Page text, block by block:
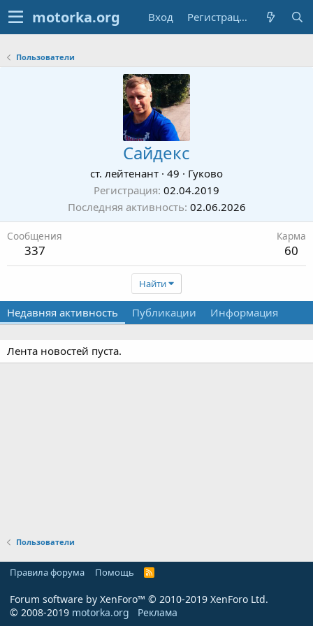
Вход Регистрация
Пользователи
Сайдекс
ст. лейтенант · 49 · Гуково
Регистрация 02.04.2019
Последняя активность 02.06.2026
Сообщения
337
Карма
60
Найти
Недавняя активность Публикации Информация
Лента новостей пуста.
Пользователи
Правила форума Помощь
R
Forum software by XenForo™ © 2010-2019 XenForo Ltd.
© 2008-2019 motorka.org Реклама